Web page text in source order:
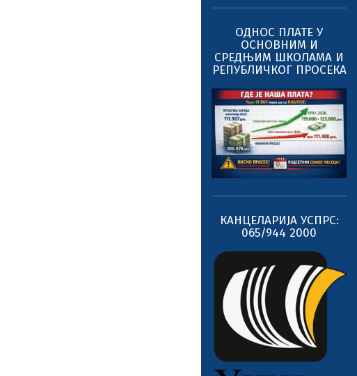
ОДНОС ПЛАТЕ У
ОСНОВНИМ И
СРЕДЊИМ ШКОЛАМА И
РЕПУБЛИЧКОГ ПРОСЕКА
КАНЦЕЛАРИЈА УСПРС:
065/944 2000